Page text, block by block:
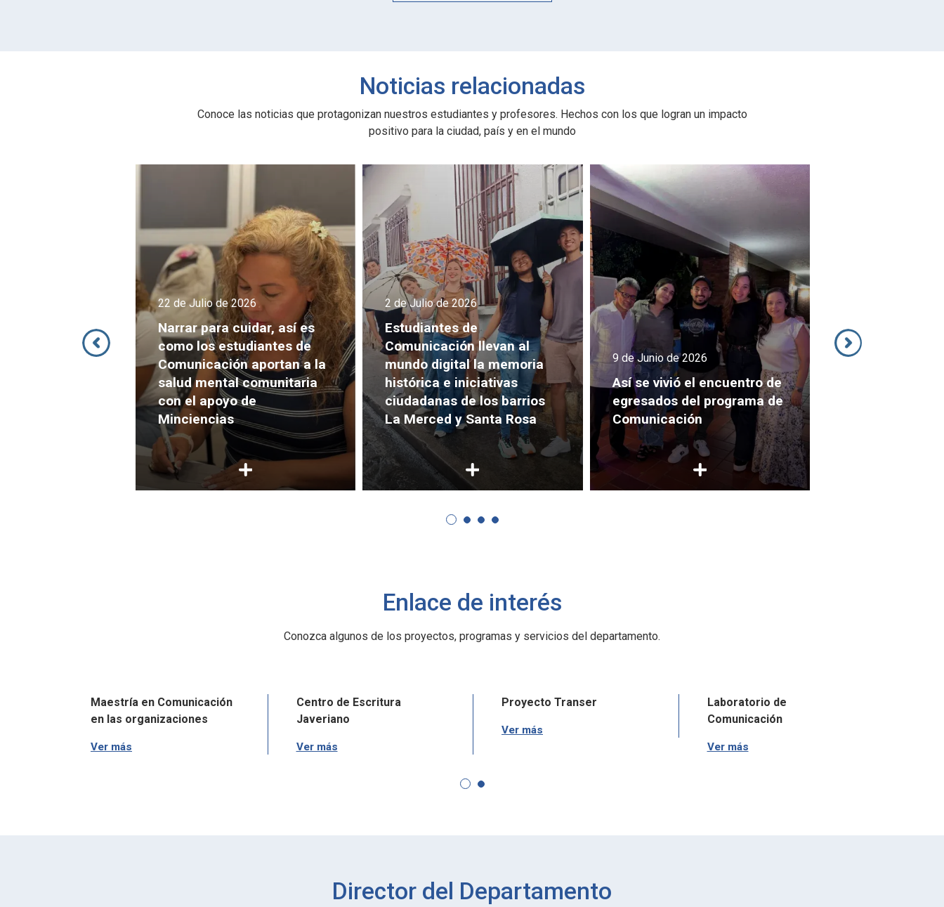
Noticias relacionadas
Conoce las noticias que protagonizan nuestros estudiantes y profesores. Hechos con los que logran un impacto
positivo para la ciudad, país y en el mundo
22 de Julio de 2026
Narrar para cuidar, así es
como los estudiantes de
Comunicación aportan a la
salud mental comunitaria
con el apoyo de
Minciencias
2 de Julio de 2026
Estudiantes de
Comunicación llevan al
mundo digital la memoria
histórica e iniciativas
ciudadanas de los barrios
La Merced y Santa Rosa
9 de Junio de 2026
Así se vivió el encuentro de
egresados del programa de
Comunicación
27 de Mayo de 2026
Enlace de interés
Conozca algunos de los proyectos, programas y servicios del departamento.
Maestría en Comunicación
en las organizaciones
Ver más
Centro de Escritura
Javeriano
Ver más
Proyecto Transer
Ver más
Laboratorio de
Comunicación
Ver más
Director del Departamento